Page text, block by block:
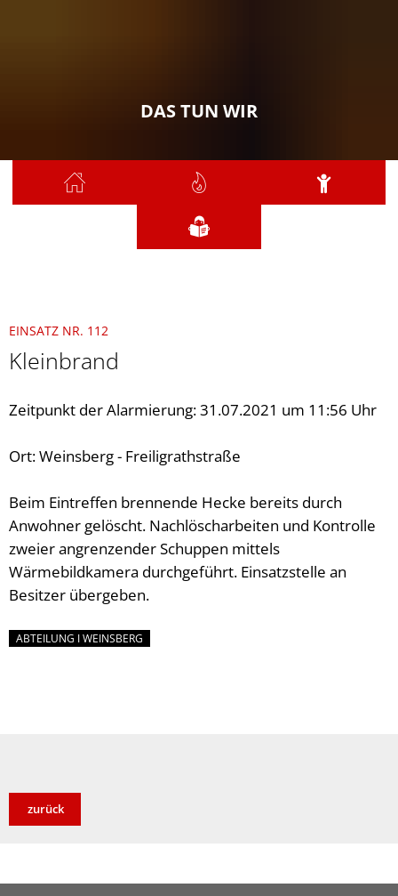
DAS TUN WIR
EINSATZ NR. 112
Kleinbrand
Zeitpunkt der Alarmierung: 31.07.2021 um 11:56 Uhr
Ort: Weinsberg - Freiligrathstraße
Beim Eintreffen brennende Hecke bereits durch
Anwohner gelöscht. Nachlöscharbeiten und Kontrolle
zweier angrenzender Schuppen mittels
Wärmebildkamera durchgeführt. Einsatzstelle an
Besitzer übergeben.
ABTEILUNG I WEINSBERG
zurück